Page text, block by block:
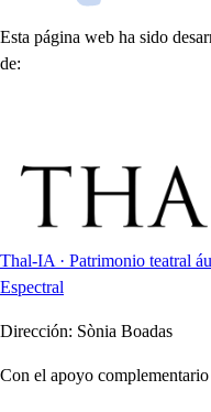
Esta página web ha sido
de:
Thal-IA · Patrimonio teatral
Espectral
Dirección: Sònia Boadas
Con el apoyo complementario